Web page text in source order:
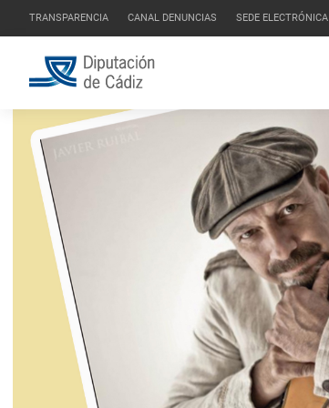
TRANSPARENCIA CANAL DENUNCIAS SEDE ELECTRÓNICA